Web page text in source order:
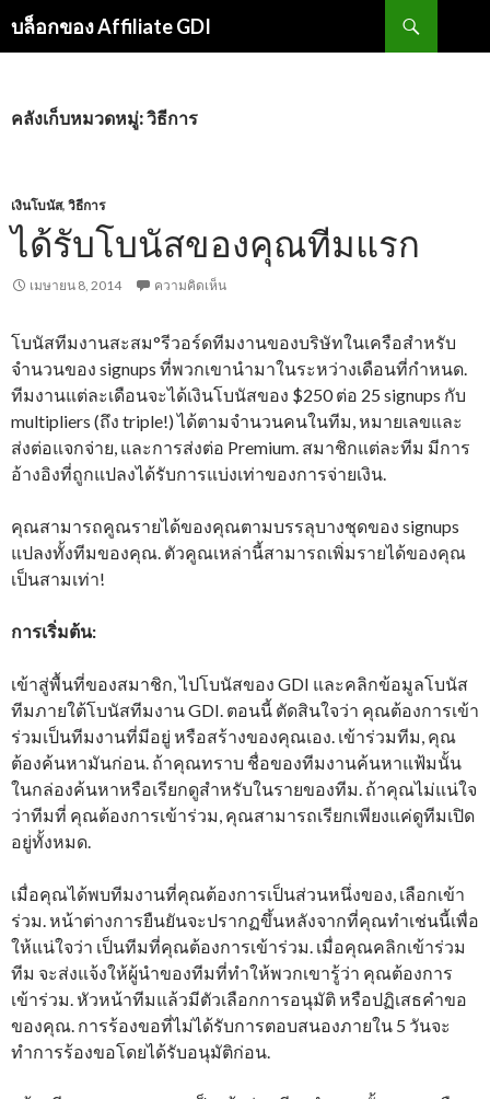
บล็อกของ Affiliate GDI
ค้นหา
เนื้อหา
คลังเก็บหมวดหมู่: วิธีการ
เงินโบนัส, วิธีการ
ได้รับโบนัสของคุณทีมแรก
เมษายน 8, 2014 ความคิดเห็น
โบนัสทีมงานสะสม°รีวอร์ดทีมงานของบริษัทในเครือสำหรับ
จำนวนของ signups ที่พวกเขานำมาในระหว่างเดือนที่กำหนด.
ทีมงานแต่ละเดือนจะได้เงินโบนัสของ $250 ต่อ 25 signups กับ
multipliers (ถึง triple!) ได้ตามจำนวนคนในทีม, หมายเลขและ
ส่งต่อแจกจ่าย, และการส่งต่อ Premium. สมาชิกแต่ละทีม มีการ
อ้างอิงที่ถูกแปลงได้รับการแบ่งเท่าของการจ่ายเงิน.
คุณสามารถคูณรายได้ของคุณตามบรรลุบางชุดของ signups
แปลงทั้งทีมของคุณ. ตัวคูณเหล่านี้สามารถเพิ่มรายได้ของคุณ
เป็นสามเท่า!
การเริ่มต้น:
เข้าสู่พื้นที่ของสมาชิก, ไปโบนัสของ GDI และคลิกข้อมูลโบนัส
ทีมภายใต้โบนัสทีมงาน GDI. ตอนนี้ ตัดสินใจว่า คุณต้องการเข้า
ร่วมเป็นทีมงานที่มีอยู่ หรือสร้างของคุณเอง. เข้าร่วมทีม, คุณ
ต้องค้นหามันก่อน. ถ้าคุณทราบ ชื่อของทีมงานค้นหาแฟ้มนั้น
ในกล่องค้นหาหรือเรียกดูสำหรับในรายของทีม. ถ้าคุณไม่แน่ใจ
ว่าทีมที่ คุณต้องการเข้าร่วม, คุณสามารถเรียกเพียงแค่ดูทีมเปิด
อยู่ทั้งหมด.
เมื่อคุณได้พบทีมงานที่คุณต้องการเป็นส่วนหนึ่งของ, เลือกเข้า
ร่วม. หน้าต่างการยืนยันจะปรากฏขึ้นหลังจากที่คุณทำเช่นนี้เพื่อ
ให้แน่ใจว่า เป็นทีมที่คุณต้องการเข้าร่วม. เมื่อคุณคลิกเข้าร่วม
ทีม จะส่งแจ้งให้ผู้นำของทีมที่ทำให้พวกเขารู้ว่า คุณต้องการ
เข้าร่วม. หัวหน้าทีมแล้วมีตัวเลือกการอนุมัติ หรือปฏิเสธคำขอ
ของคุณ. การร้องขอที่ไม่ได้รับการตอบสนองภายใน 5 วันจะ
ทำการร้องขอโดยได้รับอนุมัติก่อน.